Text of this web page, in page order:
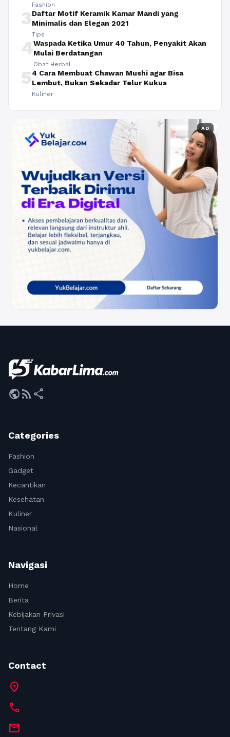
Fashion
3Daftar Motif Keramik Kamar Mandi yang
Minimalis dan Elegan 2021
Tips
4Waspada Ketika Umur 40 Tahun, Penyakit Akan
Mulai Berdatangan
Obat Herbal
54 Cara Membuat Chawan Mushi agar Bisa
Lembut, Bukan Sekadar Telur Kukus
Kuliner
AD
publicrss_feed share
Categories
Fashion
Gadget
Kecantikan
Kesehatan
Kuliner
Nasional
Navigasi
Home
Berita
Kebijakan Privasi
Tentang Kami
Contact
location_on
call
mail